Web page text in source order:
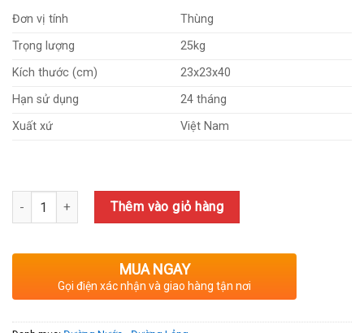
tại
là:
460,000₫.
Đơn vị tính
Thùng
Trọng lượng
25kg
Kích thước (cm)
23x23x40
Hạn sử dụng
24 tháng
Xuất xứ
Việt Nam
Số lượng Thêm vào giỏ hàng
MUA NGAY
Gọi điện xác nhận và giao hàng tận nơi